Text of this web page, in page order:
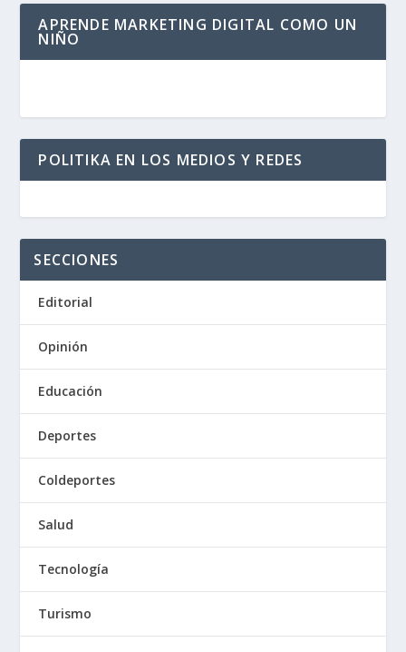
APRENDE MARKETING DIGITAL COMO UN
NIÑO
POLITIKA EN LOS MEDIOS Y REDES
SECCIONES
Editorial
Opinión
Educación
Deportes
Coldeportes
Salud
Tecnología
Turismo